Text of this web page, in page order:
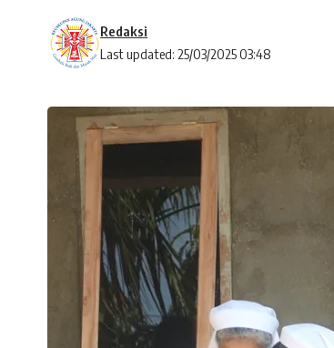
Last updated: 25/03/2025 03:48
Redaksi